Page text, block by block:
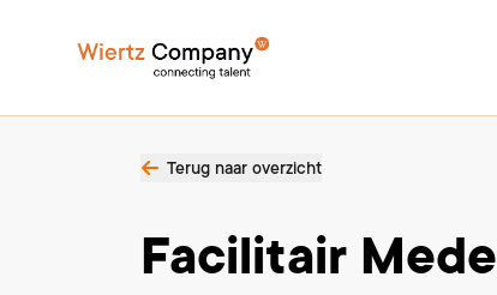
Terug naar overzicht
Facilitair